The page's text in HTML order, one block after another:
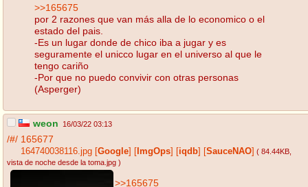
>>165675
por 2 razones que van más alla de lo economico o el
estado del pais.
-Es un lugar donde de chico iba a jugar y es
seguramente el unicco lugar en el universo al que le
tengo cariño
-Por que no puedo convivir con otras personas
(Asperger)
weon 16/03/22 03:13
/#/ 165677
164740038116.jpg Google ImgOps iqdb SauceNAO ( 84.44KB
vista de noche desde la toma.jpg )
>>165675